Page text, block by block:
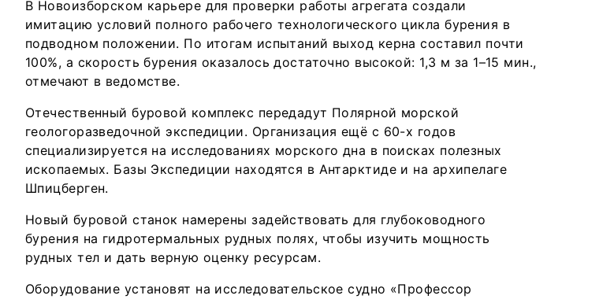
Каталог компаний
В Новоизборском карьере для проверки работы агрегата создали
имитацию условий полного рабочего технологического цикла бурения в
подводном положении. По итогам испытаний выход керна составил почти
100%, а скорость бурения оказалось достаточно высокой: 1,3 м за 1–15 мин.,
отмечают в ведомстве.
Отечественный буровой комплекс передадут Полярной морской
геологоразведочной экспедиции. Организация ещё с 60-х годов
специализируется на исследованиях морского дна в поисках полезных
ископаемых. Базы Экспедиции находятся в Антарктиде и на архипелаге
Шпицберген.
Новый буровой станок намерены задействовать для глубоководного
бурения на гидротермальных рудных полях, чтобы изучить мощность
рудных тел и дать верную оценку ресурсам.
Оборудование установят на исследовательское судно «Профессор